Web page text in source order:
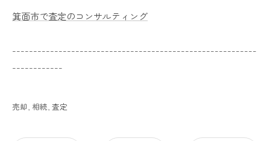
箕面市で査定のコンサルティング
----------------------------------------------------------
------------
売却 相続 査定